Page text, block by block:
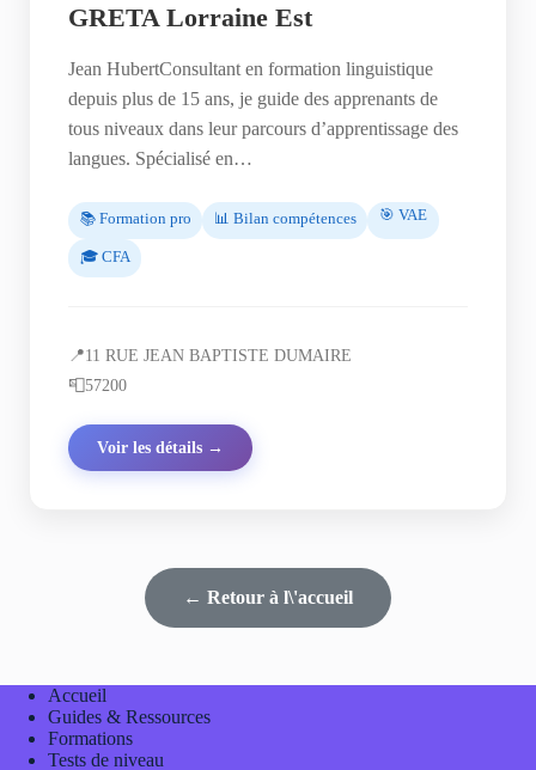
GRETA Lorraine Est
Jean HubertConsultant en formation linguistique
depuis plus de 15 ans, je guide des apprenants de
tous niveaux dans leur parcours d’apprentissage des
langues. Spécialisé en…
📚 Formation pro 📊 Bilan compétences 🎯 VAE
🎓 CFA
📍11 RUE JEAN BAPTISTE DUMAIRE
📮57200
Voir les détails →
← Retour à l\'accueil
Accueil
Guides & Ressources
Formations
Tests de niveau